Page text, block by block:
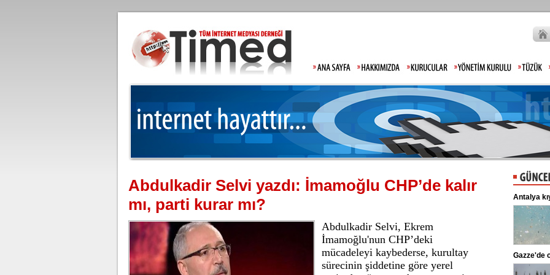
Abdulkadir Selvi yazdı: İmamoğlu CHP’de kalır
mı, parti kurar mı?
Abdulkadir Selvi, Ekrem
İmamoğlu'nun CHP’deki
mücadeleyi kaybederse, kurultay
sürecinin şiddetine göre yerel
markaları ifşalamaya devam ediyor.
...
Beşiktaş'ta şok sakatlık
Beşiktaş Kulübü, futbolculardan
Antalya
Gazze'de